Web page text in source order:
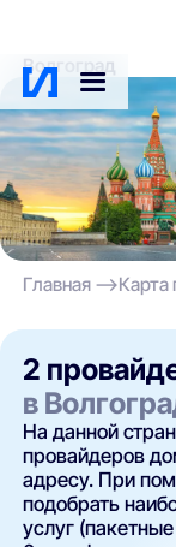
Волгоград
Главная Карта
2
в
На данной
провайдеров
адресу. При
подобрать
услуг